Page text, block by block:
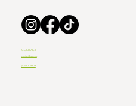
CONTACT
contact@ulav.ro
(0748) 819 629